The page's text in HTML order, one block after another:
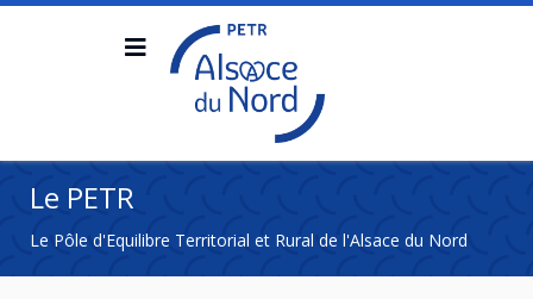
Le PETR
Le Pôle d'Equilibre Territorial et Rural de l'Alsace du Nord